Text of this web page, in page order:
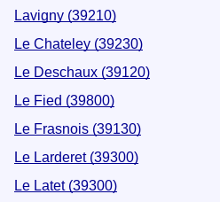
Lavigny (39210)
Le Chateley (39230)
Le Deschaux (39120)
Le Fied (39800)
Le Frasnois (39130)
Le Larderet (39300)
Le Latet (39300)